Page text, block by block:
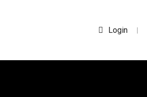
Login |